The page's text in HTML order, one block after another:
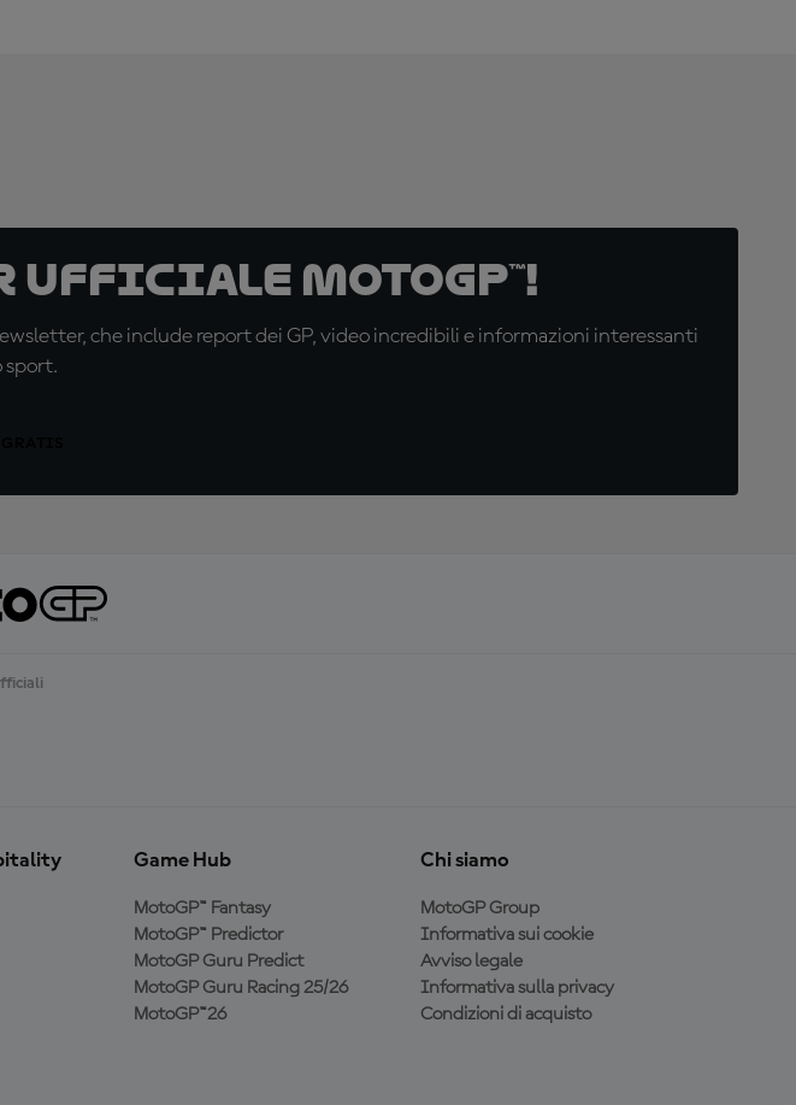
MotoGP™!
che include report dei GP, video incredibili e informazioni interessanti
sport.
Game Hub
MotoGP™ Fantasy
MotoGP™ Predictor
MotoGP Guru Predict
MotoGP Guru Racing 25/26
MotoGP™26
Chi siamo
MotoGP Group
Informativa sui cookie
Avviso legale
Informativa sulla privacy
Condizioni di acquisto